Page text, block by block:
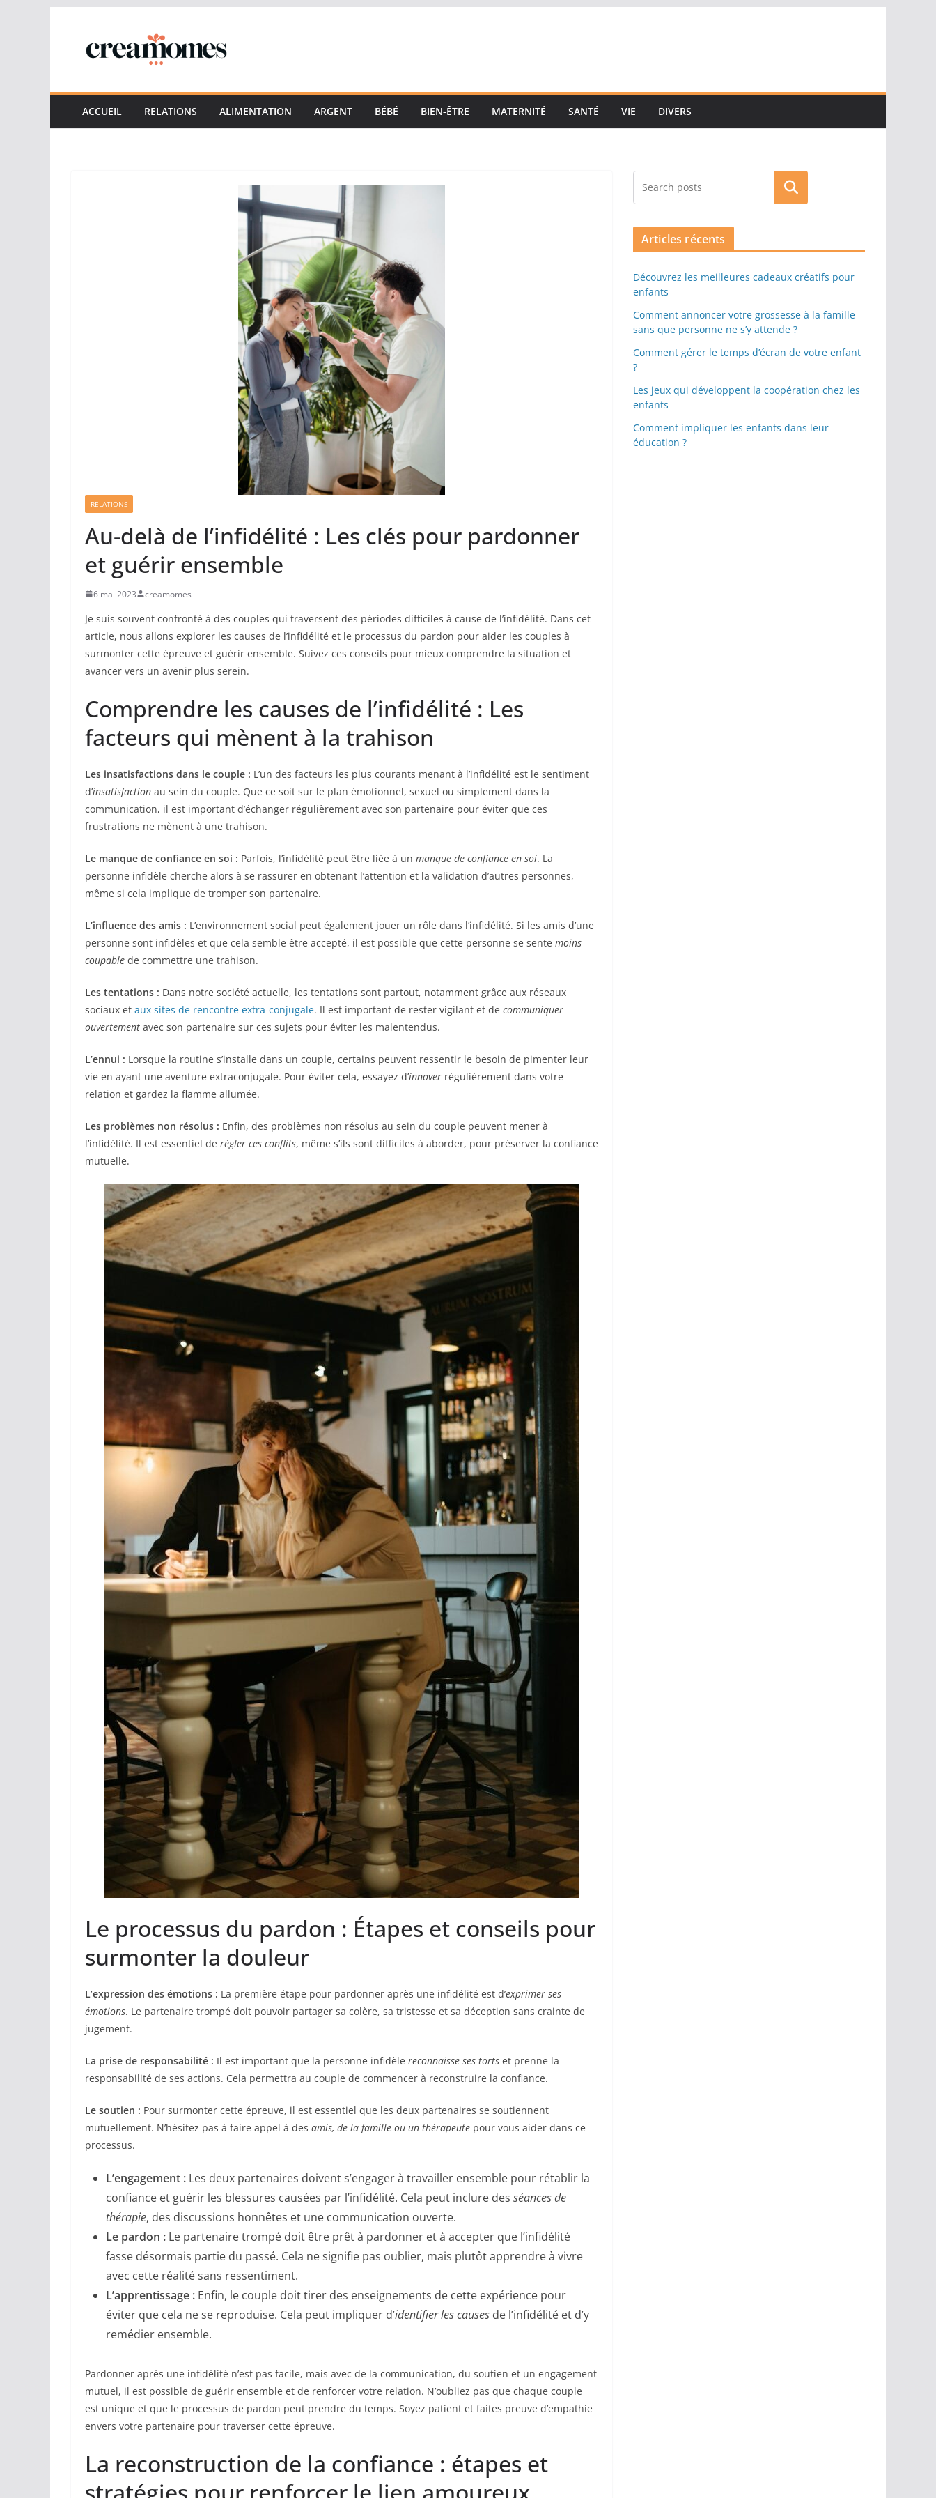
contenu
ACCUEIL RELATIONS ALIMENTATION ARGENT BÉBÉ BIEN-ÊTRE MATERNITÉ SANTÉ VIE DIVERS
RELATIONS
Au-delà de l’infidélité : Les clés pour pardonner
et guérir ensemble
6 mai 2023 creamomes
Je suis souvent confronté à des couples qui traversent des périodes difficiles à cause de l’infidélité. Dans cet
article, nous allons explorer les causes de l’infidélité et le processus du pardon pour aider les couples à
surmonter cette épreuve et guérir ensemble. Suivez ces conseils pour mieux comprendre la situation et
avancer vers un avenir plus serein.
Comprendre les causes de l’infidélité : Les
facteurs qui mènent à la trahison
Les insatisfactions dans le couple : L’un des facteurs les plus courants menant à l’infidélité est le sentiment
d’insatisfaction au sein du couple. Que ce soit sur le plan émotionnel, sexuel ou simplement dans la
communication, il est important d’échanger régulièrement avec son partenaire pour éviter que ces
frustrations ne mènent à une trahison.
Le manque de confiance en soi : Parfois, l’infidélité peut être liée à un manque de confiance en soi. La
personne infidèle cherche alors à se rassurer en obtenant l’attention et la validation d’autres personnes,
même si cela implique de tromper son partenaire.
L’influence des amis : L’environnement social peut également jouer un rôle dans l’infidélité. Si les amis d’une
personne sont infidèles et que cela semble être accepté, il est possible que cette personne se sente moins
coupable de commettre une trahison.
Les tentations : Dans notre société actuelle, les tentations sont partout, notamment grâce aux réseaux
sociaux et aux sites de rencontre extra-conjugale. Il est important de rester vigilant et de communiquer
ouvertement avec son partenaire sur ces sujets pour éviter les malentendus.
L’ennui : Lorsque la routine s’installe dans un couple, certains peuvent ressentir le besoin de pimenter leur
vie en ayant une aventure extraconjugale. Pour éviter cela, essayez d’innover régulièrement dans votre
relation et gardez la flamme allumée.
Les problèmes non résolus : Enfin, des problèmes non résolus au sein du couple peuvent mener à
l’infidélité. Il est essentiel de régler ces conflits, même s’ils sont difficiles à aborder, pour préserver la confiance
mutuelle.
Le processus du pardon : Étapes et conseils pour
surmonter la douleur
L’expression des émotions : La première étape pour pardonner après une infidélité est d’exprimer ses
émotions. Le partenaire trompé doit pouvoir partager sa colère, sa tristesse et sa déception sans crainte de
jugement.
La prise de responsabilité : Il est important que la personne infidèle reconnaisse ses torts et prenne la
responsabilité de ses actions. Cela permettra au couple de commencer à reconstruire la confiance.
Le soutien : Pour surmonter cette épreuve, il est essentiel que les deux partenaires se soutiennent
mutuellement. N’hésitez pas à faire appel à des amis, de la famille ou un thérapeute pour vous aider dans ce
processus.
L’engagement : Les deux partenaires doivent s’engager à travailler ensemble pour rétablir la
confiance et guérir les blessures causées par l’infidélité. Cela peut inclure des séances de
thérapie, des discussions honnêtes et une communication ouverte.
Le pardon : Le partenaire trompé doit être prêt à pardonner et à accepter que l’infidélité
fasse désormais partie du passé. Cela ne signifie pas oublier, mais plutôt apprendre à vivre
avec cette réalité sans ressentiment.
L’apprentissage : Enfin, le couple doit tirer des enseignements de cette expérience pour
éviter que cela ne se reproduise. Cela peut impliquer d’identifier les causes de l’infidélité et d’y
remédier ensemble.
Pardonner après une infidélité n’est pas facile, mais avec de la communication, du soutien et un engagement
mutuel, il est possible de guérir ensemble et de renforcer votre relation. N’oubliez pas que chaque couple
est unique et que le processus de pardon peut prendre du temps. Soyez patient et faites preuve d’empathie
envers votre partenaire pour traverser cette épreuve.
La reconstruction de la confiance : étapes et
stratégies pour renforcer le lien amoureux
Rechercher
Articles récents
Découvrez les meilleures cadeaux créatifs pour
enfants
Comment annoncer votre grossesse à la famille
sans que personne ne s’y attende ?
Comment gérer le temps d’écran de votre enfant
?
Les jeux qui développent la coopération chez les
enfants
Comment impliquer les enfants dans leur
éducation ?